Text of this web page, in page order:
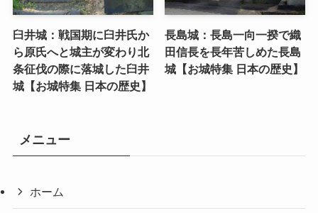
臼井城：戦国期に臼井氏か
ら原氏へと城主が変わり北
条征伐の際に落城した臼井
城【お城特集 日本の歴史】
長島城：長島一向一揆で織
田信長を長年苦しめた長島
城【お城特集 日本の歴史】
メニュー
ホーム